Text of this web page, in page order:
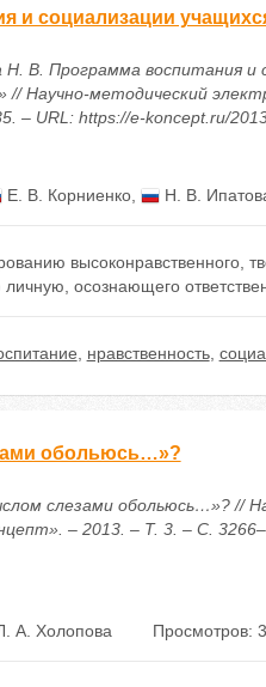
и социализации
В. Программа воспитания и
// Научно-методический
– URL: https://e-koncept.ru/
Е. В. Корниенко, Н. В.
высоконравственного,
личную, осознающего
нравственность,
обольюсь…»?
слезами обольюсь…»? //
– 2013. – Т. 3. – С.
А. Холопова Просмотров: